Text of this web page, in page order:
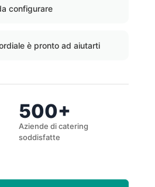
configurare
è pronto ad aiutarti
500+
Aziende di catering
soddisfatte